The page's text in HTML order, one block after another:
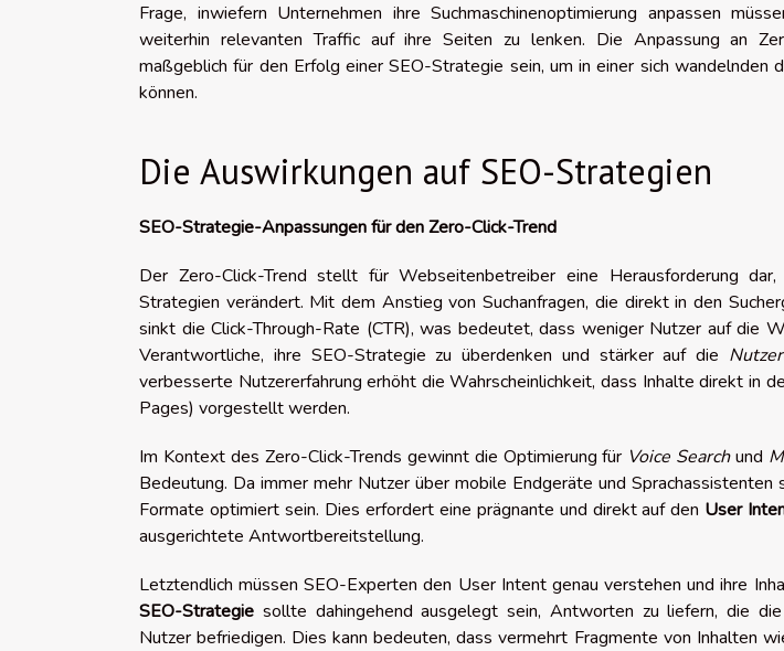
Frage, inwiefern Unternehmen ihre Suchmaschinenoptimierung anpassen
weiterhin relevanten Traffic auf ihre Seiten zu lenken. Die Anpassung an
maßgeblich für den Erfolg einer SEO-Strategie sein, um in einer sich wandelnden
können.
Die Auswirkungen auf SEO-Strategien
SEO-Strategie-Anpassungen für den Zero-Click-Trend
Der Zero-Click-Trend stellt für Webseitenbetreiber eine Herausforderung
Strategien verändert. Mit dem Anstieg von Suchanfragen, die direkt in den
sinkt die Click-Through-Rate (CTR), was bedeutet, dass weniger Nutzer auf die
Verantwortliche, ihre SEO-Strategie zu überdenken und stärker auf die
verbesserte Nutzererfahrung erhöht die Wahrscheinlichkeit, dass Inhalte direkt in
Pages) vorgestellt werden.
Im Kontext des Zero-Click-Trends gewinnt die Optimierung für Voice Searchund
Bedeutung. Da immer mehr Nutzer über mobile Endgeräte und Sprachassistenten
Formate optimiert sein. Dies erfordert eine prägnante und direkt auf den User
ausgerichtete Antwortbereitstellung.
Letztendlich müssen SEO-Experten den User Intent genau verstehen und ihre
SEO-Strategie sollte dahingehend ausgelegt sein, Antworten zu liefern, die
Nutzer befriedigen. Dies kann bedeuten, dass vermehrt Fragmente von Inhalten